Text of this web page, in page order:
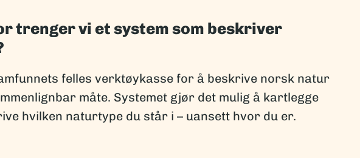
trenger vi et system som beskriver
felles verktøykasse for å beskrive norsk natur
måte. Systemet gjør det mulig å kartlegge
hvilken naturtype du står i – uansett hvor du er.